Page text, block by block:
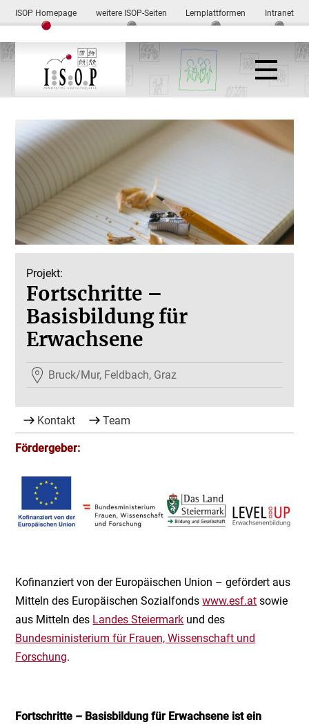
ISOP Homepage weitere ISOP-Seiten Lernplattformen Intranet
Projekt:
Fortschritte –
Basisbildung für
Erwachsene
Bruck/Mur, Feldbach, Graz
Kontakt Team
Fördergeber:
Kofinanziert von der Europäischen Union – gefördert aus
Mitteln des Europäischen Sozialfondswww.esf.at sowie
aus Mitteln des Landes Steiermark und des
Bundesministerium für Frauen, Wissenschaft und
Forschung.
Fortschritte – Basisbildung für Erwachsene ist ein